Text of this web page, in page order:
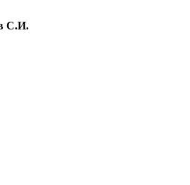
С.И.